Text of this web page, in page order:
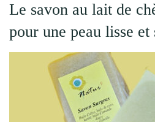
Le savon au lait de
pour une peau lisse et